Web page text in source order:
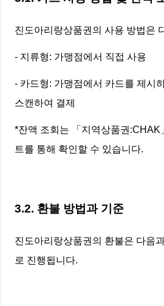
진도아리랑상품권의 사용 방법은
- 지류형: 가맹점에서 직접 사용
- 카드형: 가맹점에서 카드를 제시
스캔하여 결제
*잔액 조회는 「지역상품권:CHAK
트를 통해 확인할 수 있습니다.
3.2. 환불 방법과 기준
진도아리랑상품권의 환불은 다음
로 진행됩니다.